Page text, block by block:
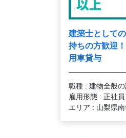
建築士として
持ちの方歓迎
用車貸与
職種 : 建物全般
雇用形態 : 正社員
エリア : 山梨県